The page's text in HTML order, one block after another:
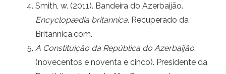
Smith, w. (2011). Bandeira do Azerbaijão.
Encyclopædia britannica. Recuperado da
Britannica.com.
A Constituição da República do Azerbaijão.
(novecentos e noventa e cinco). Presidente da